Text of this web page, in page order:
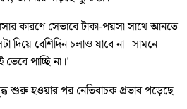
কারণে সেভাবে টাকা-পয়সা সাথে আনতে
দিয়ে বেশিদিন চলাও যাবে না। সামনে
পাচ্ছি না।’
শুরু হওয়ার পর নেতিবাচক প্রভাব পড়েছে